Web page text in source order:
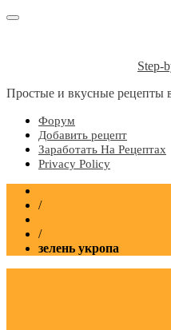
Step-
Простые и вкусные рецепты
Форум
Добавить рецепт
Заработать На Рецептах
Privacy Policy
/
/
зелень укропа